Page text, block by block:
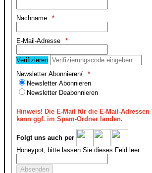
Nachname
E-Mail-Adresse
Verifizieren
Newsletter Abonnieren/
Newsletter Abonnieren
Newsletter Deabonnieren
Hinweis! Die E-Mail für die E-Mail-
kann ggf. im Spam-Ordner landen.
Folgt uns auch per
Honeypot, bitte lassen Sie dieses Feld leer